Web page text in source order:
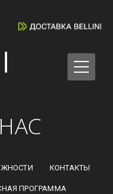
КОНТАКТЫ
ПРОГРАММА